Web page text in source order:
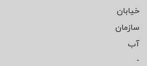
خیابان
سازمان
آب
-